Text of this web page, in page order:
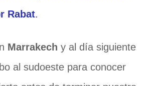
Rabat.
Marrakech y al día siguiente
al sudoeste para conocer